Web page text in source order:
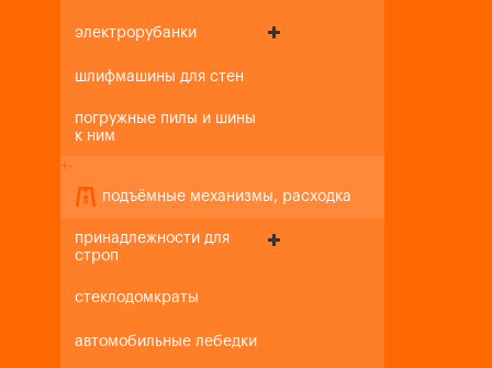
электрорубанки
шлифмашины для стен
погружные пилы и шины
к ним
+-
подъёмные механизмы, расходка
принадлежности для
строп
стеклодомкраты
автомобильные лебедки